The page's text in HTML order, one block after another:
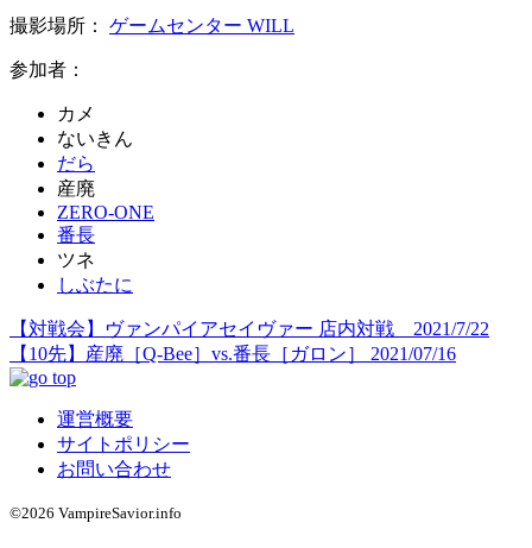
撮影場所： ゲームセンター WILL
参加者：
カメ
ないきん
だら
産廃
ZERO-ONE
番長
ツネ
しぶたに
【対戦会】ヴァンパイアセイヴァー 店内対戦 2021/7/22
【10先】産廃［Q-Bee］vs.番長［ガロン］ 2021/07/16
運営概要
サイトポリシー
お問い合わせ
©2026 VampireSavior.info